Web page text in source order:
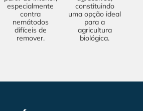
especialmente
contra
nemátodos
difíceis de
remover.
constituindo
uma opção ideal
para a
agricultura
biológica.